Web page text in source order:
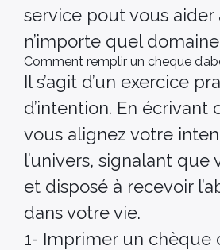
service pout vous aider
n’importe quel
Comment remplir un cheque
Il s’agit d’un exercice
d’intention. En écrivant
vous alignez votre
l’univers, signalant que
et disposé à recevoir
dans votre vie.
1- Imprimer un chèque